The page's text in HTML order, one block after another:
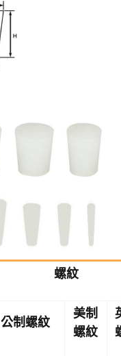
螺紋
公制螺紋
美制
螺紋